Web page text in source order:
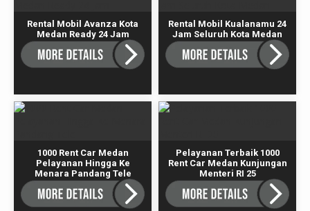
Rental Mobil Avanza Kota
Medan Ready 24 Jam
Rental Mobil Kualanamu 24
Jam Seluruh Kota Medan
1000 Rent Car Medan
Pelayanan Hingga Ke
Menara Pandang Tele
Pelayanan Terbaik 1000
Rent Car Medan Kunjungan
Menteri RI 25